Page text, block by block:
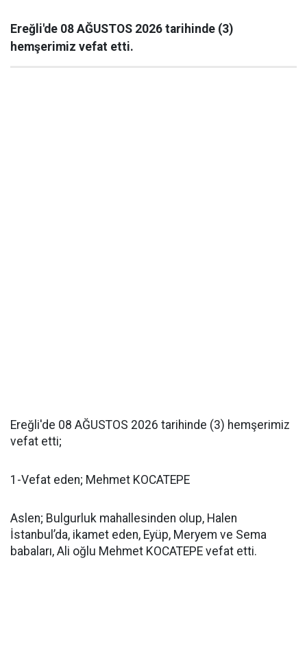
Ereğli'de 08 AĞUSTOS 2026 tarihinde (3)
hemşerimiz vefat etti.
Ereğli'de 08 AĞUSTOS 2026 tarihinde (3) hemşerimiz
vefat etti;
1-Vefat eden; Mehmet KOCATEPE
Aslen; Bulgurluk mahallesinden olup, Halen
İstanbul’da, ikamet eden, Eyüp, Meryem ve Sema
babaları, Ali oğlu Mehmet KOCATEPE vefat etti.